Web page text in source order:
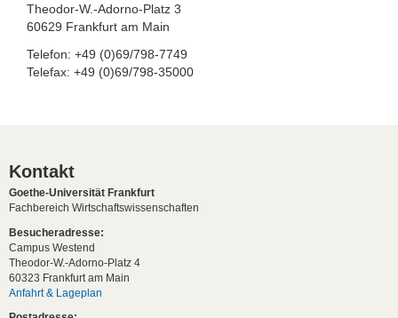
Theodor-W.-Adorno-Platz 3
60629 Frankfurt am Main
Telefon: +49 (0)69/798-7749
Telefax: +49 (0)69/798-35000
Kontakt
Goethe-Universität Frankfurt
Fachbereich Wirtschaftswissenschaften
Besucheradresse:
Campus Westend
Theodor-W.-Adorno-Platz 4
60323 Frankfurt am Main
Anfahrt & Lageplan